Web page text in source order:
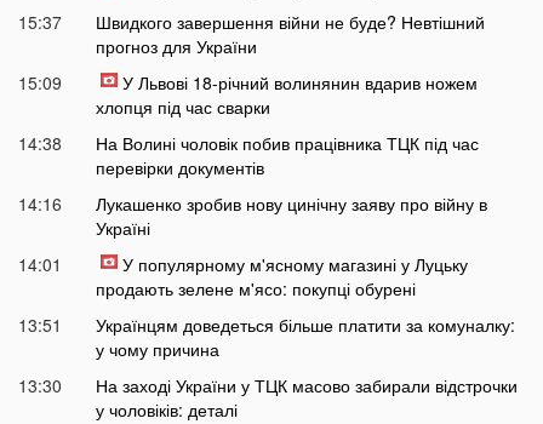
15:37
Швидкого завершення війни не буде? Невтішний
прогноз для України
15:09
У Львові 18-річний волинянин вдарив ножем
хлопця під час сварки
14:38
На Волині чоловік побив працівника ТЦК під час
перевірки документів
14:16
Лукашенко зробив нову цинічну заяву про війну в
Україні
14:01
У популярному м'ясному магазині у Луцьку
продають зелене м'ясо: покупці обурені
13:51
Українцям доведеться більше платити за комуналку:
у чому причина
13:30
На заході України у ТЦК масово забирали відстрочки
у чоловіків: деталі